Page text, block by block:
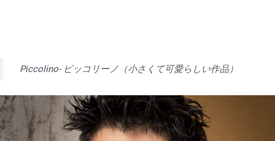
Piccolino- ピッコリーノ（小さくて可愛らしい作品）